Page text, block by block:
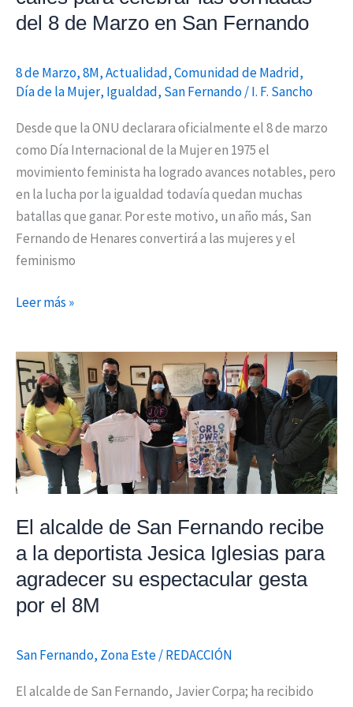
del 8 de Marzo en San Fernando
8 de Marzo,8M,Actualidad,Comunidad de Madrid,
Día de la Mujer, Igualdad, San Fernando/I. F. Sancho
Desde que la ONU declarara oficialmente el 8 de marzo
como Día Internacional de la Mujer en 1975 el
movimiento feminista ha logrado avances notables, pero
en la lucha por la igualdad todavía quedan muchas
batallas que ganar. Por este motivo, un año más, San
Fernando de Henares convertirá a las mujeres y el
feminismo
de
Marzo
San
Fernando
Leer más »
El alcalde de San Fernando recibe
a la deportista Jesica Iglesias para
agradecer su espectacular gesta
por el 8M
San Fernando, Zona Este/REDACCIÓN
El alcalde de San Fernando, Javier Corpa; ha recibido
El
alcalde
de
San
Fernando
recibe
a
la
deportista
Jesica
Iglesias
para
su
gesta